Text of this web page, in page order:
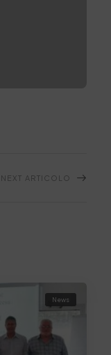
NEXT ARTICOLO
News